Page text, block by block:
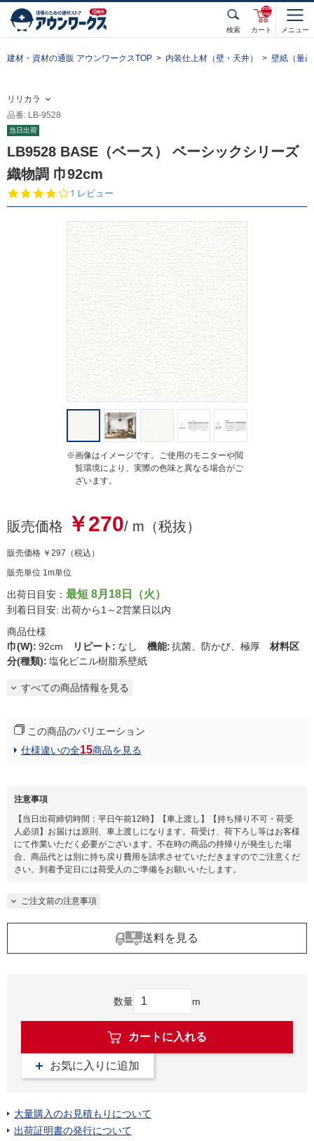
検索 カート
unde
fined
メニュー
建材・資材の通販 アウンワークスTOP 内装仕上材（壁・天井） 壁紙（量
リリカラ
品番: LB-9528
当日出荷
LB9528 BASE（ベース） ベーシックシリーズ
織物調 巾92cm
4.
0
t
a
r
r
t
i
n
g
1 レビュー
※画像はイメージです。ご使用のモニターや閲
覧環境により、実際の色味と異なる場合がご
ざいます。
販売価格 ￥270/ m（税抜）
販売価格 ￥297 （税込）
販売単位 1m単位
出荷日目安： 最短 8月18日（火）
到着日目安: 出荷から1～2営業日以内
商品仕様
巾(W): 92cm リピート: なし 機能: 抗菌、防かび、極厚材料区
分(種類): 塩化ビニル樹脂系壁紙
すべての商品情報を見る
この商品のバリエーション
仕様違いの全15商品を見る
注意事項
【当日出荷締切時間：平日午前12時】【車上渡し】【持ち帰り不可・荷受
人必須】お届けは原則、車上渡しになります。荷受け、荷下ろし等はお客様
にて作業いただく必要がございます。不在時の商品の持帰りが発生した場
合、商品代とは別に持ち戻り費用を請求させていただきますのでご注意くだ
さい。到着予定日には荷受人のご準備をお願いいたします。​
ご注文前の注意事項
送料を見る
数量 m
カートに入れる
お気に入りに追加
大量購入のお見積もりについて
出荷証明書の発行について